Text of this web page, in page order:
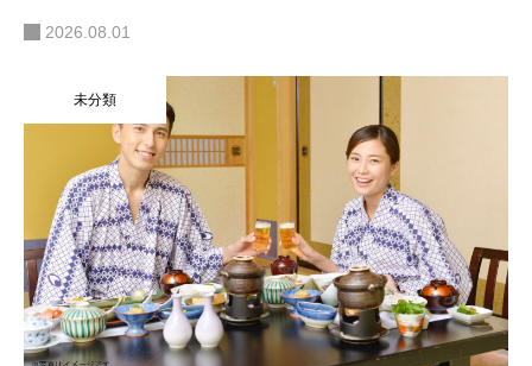
2026.08.01
未分類